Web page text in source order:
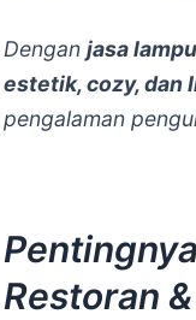
Dengan jasa
estetik, cozy, dan
pengalaman
Restoran